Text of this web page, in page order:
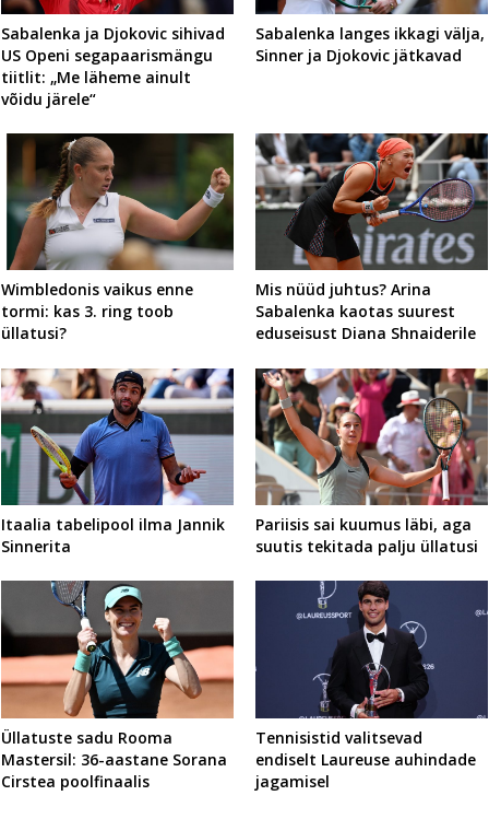
Sabalenka ja Djokovic sihivad
US Openi segapaarismängu
tiitlit: „Me läheme ainult
võidu järele“
Sabalenka langes ikkagi välja,
Sinner ja Djokovic jätkavad
Wimbledonis vaikus enne
tormi: kas 3. ring toob
üllatusi?
Mis nüüd juhtus? Arina
Sabalenka kaotas suurest
eduseisust Diana Shnaiderile
Itaalia tabelipool ilma Jannik
Sinnerita
Pariisis sai kuumus läbi, aga
suutis tekitada palju üllatusi
Üllatuste sadu Rooma
Mastersil: 36-aastane Sorana
Cirstea poolfinaalis
Tennisistid valitsevad
endiselt Laureuse auhindade
jagamisel